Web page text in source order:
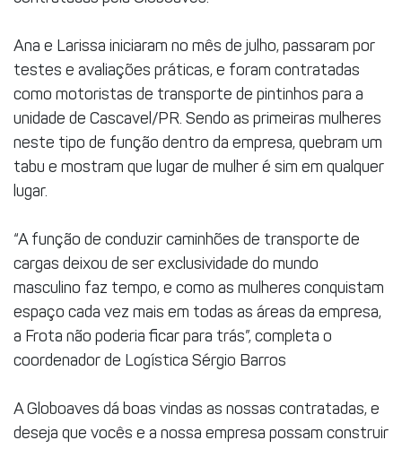
Ana e Larissa iniciaram no mês de julho, passaram por
testes e avaliações práticas, e foram contratadas
como motoristas de transporte de pintinhos para a
unidade de Cascavel/PR. Sendo as primeiras mulheres
neste tipo de função dentro da empresa, quebram um
tabu e mostram que lugar de mulher é sim em qualquer
lugar.
“A função de conduzir caminhões de transporte de
cargas deixou de ser exclusividade do mundo
masculino faz tempo, e como as mulheres conquistam
espaço cada vez mais em todas as áreas da empresa,
a Frota não poderia ficar para trás”, completa o
coordenador de Logística Sérgio Barros
A Globoaves dá boas vindas as nossas contratadas, e
deseja que vocês e a nossa empresa possam construir